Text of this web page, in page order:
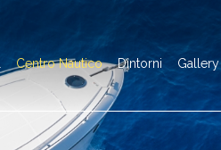
Centro Nautico Dintorni Gallery